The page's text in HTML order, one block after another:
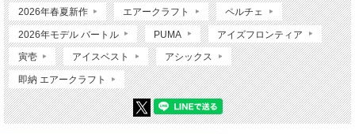
2026年春夏新作 エアークラフト ペルチェ
2026年モデル バートル PUMA アイズフロンティア
寅壱 アイスベスト アシックス
即納 エアークラフト